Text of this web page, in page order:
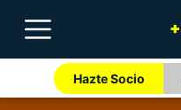
Hazte Socio